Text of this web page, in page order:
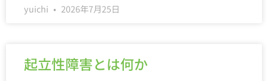
yuichi 2026年7月25日
起立性障害とは何か